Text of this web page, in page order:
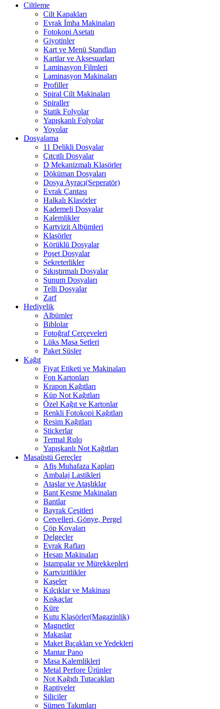
Ciltleme
Cilt Kapakları
Evrak İmha Makinaları
Fotokopi Asetatı
Giyotinler
Kart ve Menü Standları
Kartlar ve Aksesuarları
Laminasyon Filmleri
Laminasyon Makinaları
Profiller
Spiral Cilt Makinaları
Spiraller
Statik Folyolar
Yapışkanlı Folyolar
Yoyolar
Dosyalama
11 Delikli Dosyalar
Çıtçıtlı Dosyalar
D Mekanizmalı Klasörler
Döküman Dosyaları
Dosya Ayracı(Seperatör)
Evrak Çantası
Halkalı Klasörler
Kademeli Dosyalar
Kalemlikler
Kartvizit Albümleri
Klasörler
Körüklü Dosyalar
Poşet Dosyalar
Sekreterlikler
Sıkıştırmalı Dosyalar
Sunum Dosyaları
Telli Dosyalar
Zarf
Hediyelik
Albümler
Biblolar
Fotoğraf Çerçeveleri
Lüks Masa Setleri
Paket Süsler
Kağıt
Fiyat Etiketi ve Makinaları
Fon Kartonları
Krapon Kağıtları
Küp Not Kağıtları
Özel Kağıt ve Kartonlar
Renkli Fotokopi Kağıtları
Resim Kağıtları
Stickerlar
Termal Rulo
Yapışkanlı Not Kağıtları
Masaüstü Gereçler
Afiş Muhafaza Kapları
Ambalaj Lastikleri
Ataşlar ve Ataşlıklar
Bant Kesme Makinaları
Bantlar
Bayrak Çeşitleri
Cetvelleri, Gönye, Pergel
Çöp Kovaları
Delgeçler
Evrak Rafları
Hesap Makinaları
Istampalar ve Mürekkepleri
Kartvizitlikler
Kaşeler
Kılçıklar ve Makinası
Kıskaçlar
Küre
Kutu Klasörler(Magazinlik)
Magnetler
Makaslar
Maket Bıçakları ve Yedekleri
Mantar Pano
Masa Kalemlikleri
Metal Perfore Ürünler
Not Kağıdı Tutacakları
Raptiyeler
Siliciler
Sümen Takımları